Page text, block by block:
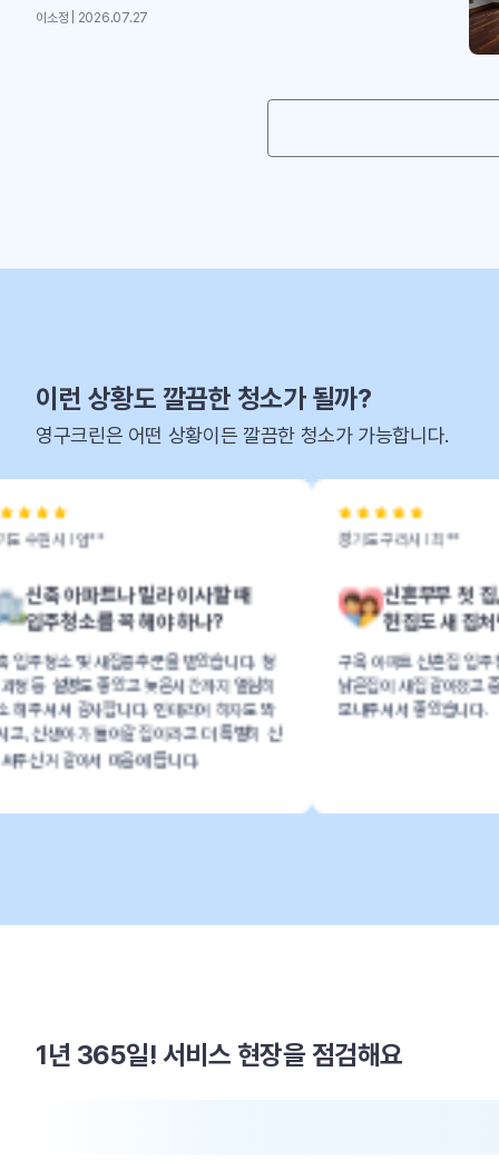
이소정 | 2026.07.27
이런 상황도 깔끔한 청소가 될까?
영구크린은 어떤 상황이든 깔끔한 청소가 가능합니다.
빌라 이사할 때
해야 하나?
후군을 받았습니다. 청
늦은시간까지 열심히
다. 인테리어 하자도 봐
집이라고 더 특별히 신
에 듭니다.
신혼부부 첫 집, 이사청소하면
헌집도 새 집처럼 깨끗해질까?
구옥 아파트 신혼집 입주청소했어요
낡은집이 새집같아졌고 중간중간 청소사진
보내주셔서 좋았습니다.
1년 365일! 서비스 현장을 점검해요